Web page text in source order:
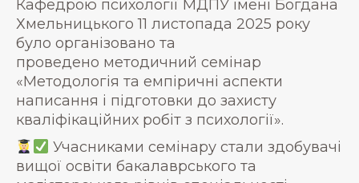
Кафедрою психології МДПУ імені Богдана
Хмельницького 11 листопада 2025 року
було організовано та
проведено методичний семінар
«Методологія та емпіричні аспекти
написання і підготовки до захисту
кваліфікаційних робіт з психології».
Учасниками семінару стали здобувачі
вищої освіти бакалаврського та